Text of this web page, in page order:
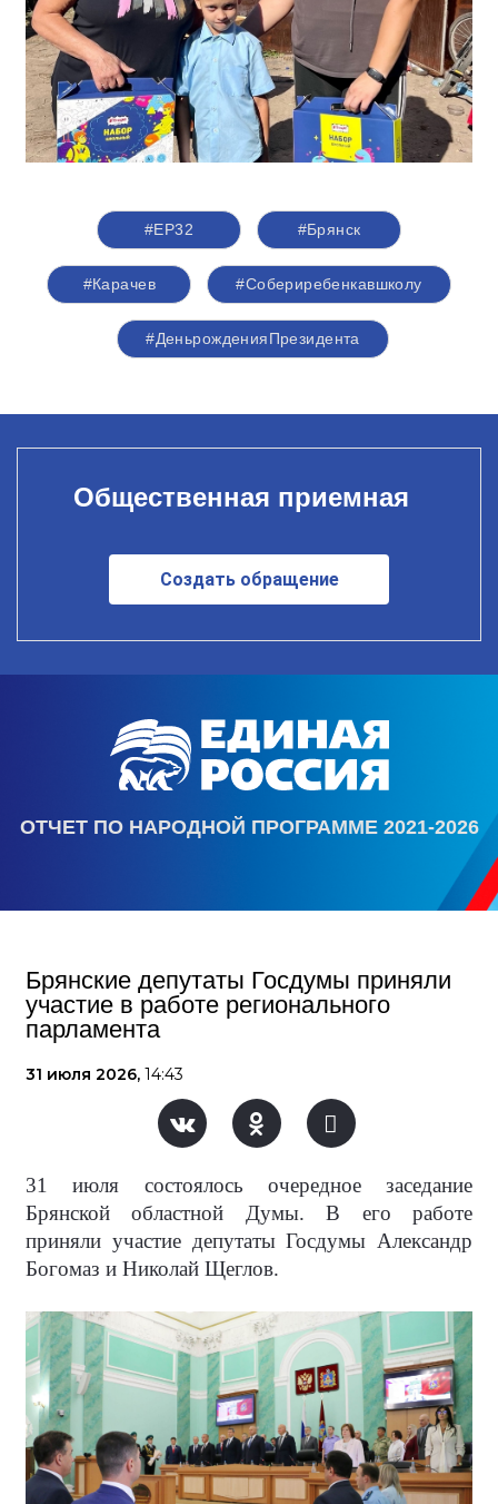
#ЕР32 #Брянск
#Карачев #Собериребенкавшколу
#ДеньрожденияПрезидента
Общественная приемная
Создать обращение
ОТЧЕТ ПО НАРОДНОЙ ПРОГРАММЕ 2021-2026
Брянские депутаты Госдумы приняли
участие в работе регионального
парламента
31 июля 2026, 14:43
31 июля состоялось очередное заседание
Брянской областной Думы. В его работе
приняли участие депутаты Госдумы Александр
Богомаз и Николай Щеглов.